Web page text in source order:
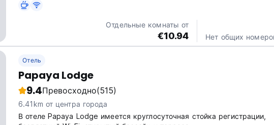
swimming pools and also a kitchen. We are at the end...
Отдельные комнаты от
€10.94 Нет общих
Отель
Papaya Lodge
9.4Превосходно(515)
6.41km от центра города
В отеле Papaya Lodge имеется круглосуточная стойка регистрации,